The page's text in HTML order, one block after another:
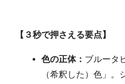
【３秒で押さえる要点】
色の正体： ブルータ
（希釈した）色」